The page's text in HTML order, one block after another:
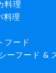
料理
料理
フード
ーフード &